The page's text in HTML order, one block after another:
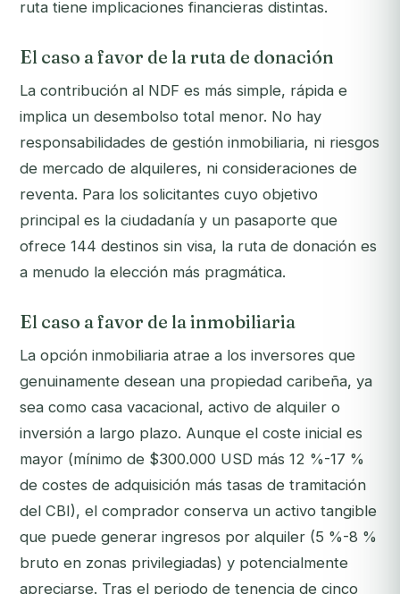
ruta tiene implicaciones financieras distintas.
El caso a favor de la ruta de donación
La contribución al NDF es más simple, rápida e
implica un desembolso total menor. No hay
responsabilidades de gestión inmobiliaria, ni riesgos
de mercado de alquileres, ni consideraciones de
reventa. Para los solicitantes cuyo objetivo
principal es la ciudadanía y un pasaporte que
ofrece 144 destinos sin visa, la ruta de donación es
a menudo la elección más pragmática.
El caso a favor de la inmobiliaria
La opción inmobiliaria atrae a los inversores que
genuinamente desean una propiedad caribeña, ya
sea como casa vacacional, activo de alquiler o
inversión a largo plazo. Aunque el coste inicial es
mayor (mínimo de $300.000 USD más 12 %-17 %
de costes de adquisición más tasas de tramitación
del CBI), el comprador conserva un activo tangible
que puede generar ingresos por alquiler (5 %-8 %
bruto en zonas privilegiadas) y potencialmente
apreciarse. Tras el periodo de tenencia de cinco